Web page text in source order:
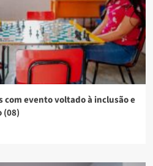
com evento voltado à inclusão e
(08)